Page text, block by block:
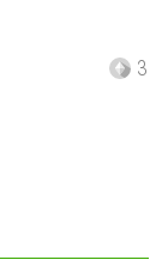
3